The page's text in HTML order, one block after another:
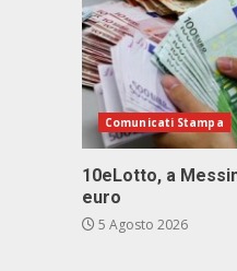
Comunicati Stampa
10eLotto, a
euro
5 Agosto 2026